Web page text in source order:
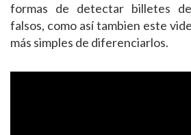
formas de detectar billetes
falsos, como así tambien este
más simples de diferenciarlos.